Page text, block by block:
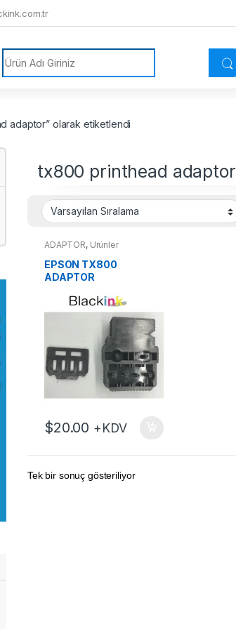
Search for:
adaptor” olarak etiketlendi
tx800 printhead adaptor
ADAPTOR, Ürünler
EPSON TX800
ADAPTOR
$20.00 +KDV
Tek bir sonuç gösteriliyor